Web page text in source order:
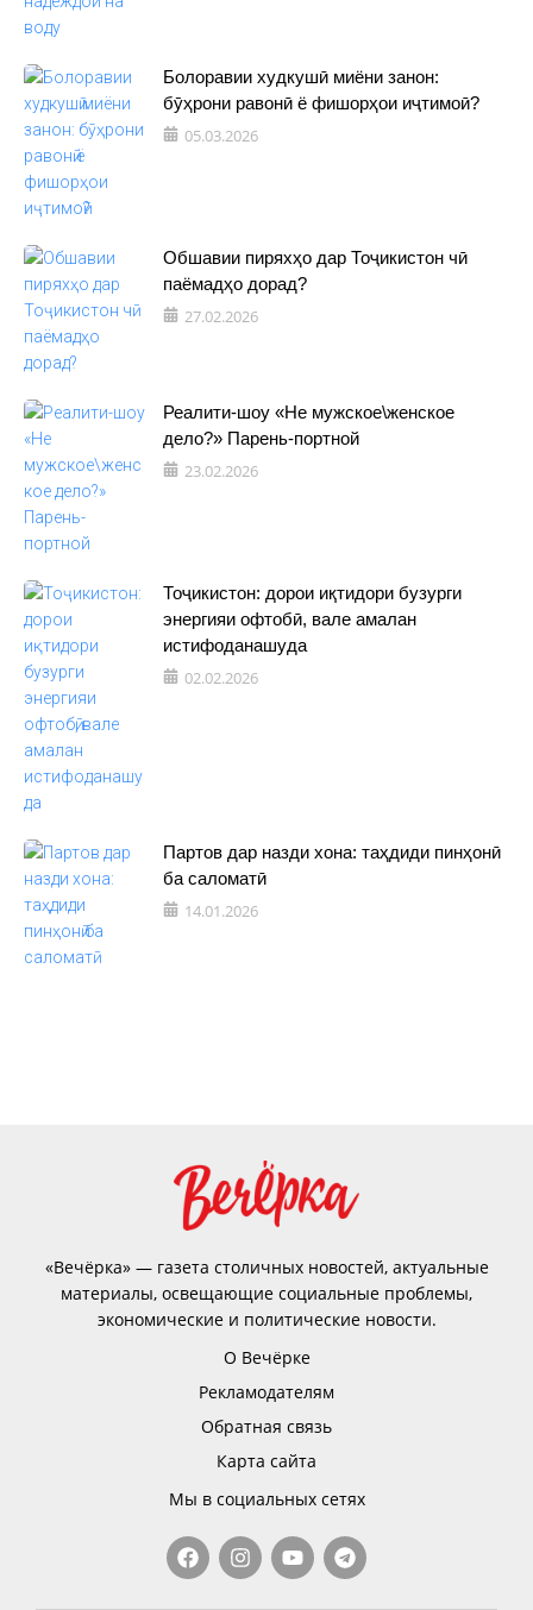
Болоравии худкушӣ миёни занон:
бӯҳрони равонӣ ё фишорҳои иҷтимоӣ?
05.03.2026
Обшавии пиряхҳо дар Тоҷикистон чӣ
паёмадҳо дорад?
27.02.2026
Реалити-шоу «Не мужское\женское
дело?» Парень-портной
23.02.2026
Тоҷикистон: дорои иқтидори бузурги
энергияи офтобӣ, вале амалан
истифоданашуда
02.02.2026
Партов дар назди хона: таҳдиди пинҳонӣ
ба саломатӣ
14.01.2026
«Вечёрка» — газета столичных новостей, актуальные
материалы, освещающие социальные проблемы,
экономические и политические новости.
О Вечёрке
Рекламодателям
Обратная связь
Карта сайта
Мы в социальных сетях